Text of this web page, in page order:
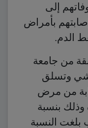
إلى
بأمراض
الدم.
من جامعة
وتسلق
من مرض
بنسبة
بلغت النسبة